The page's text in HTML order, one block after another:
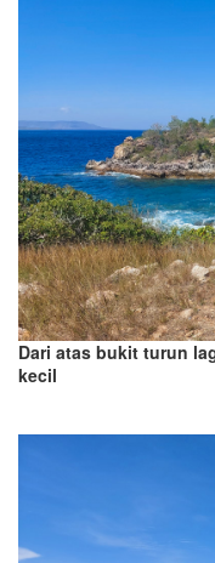
Dari atas bukit turun
kecil